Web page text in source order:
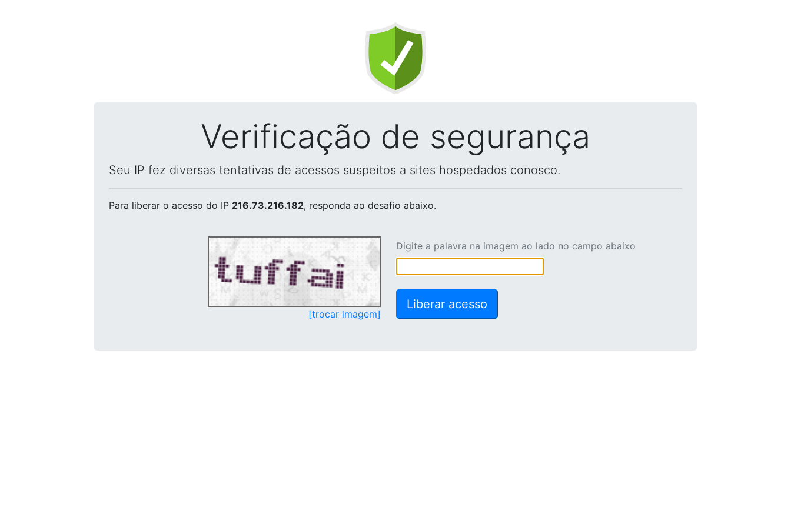
Verificação de segurança
Seu IP fez diversas tentativas de acessos suspeitos a sites hospedados conosco.
Para liberar o acesso do IP 216.73.216.182, responda ao desafio abaixo.
[trocar imagem]
Digite a palavra na imagem ao lado no campo abaixo